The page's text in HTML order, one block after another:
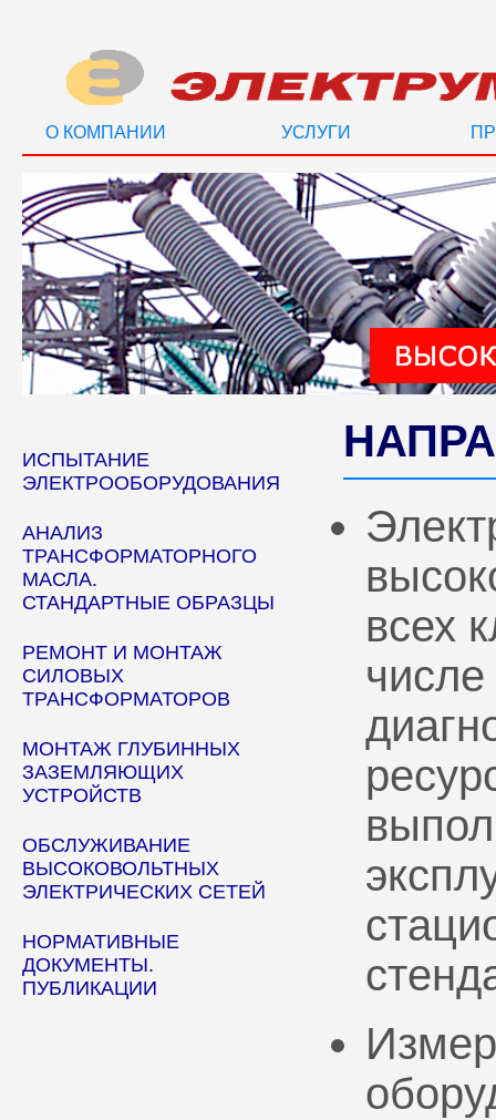
О КОМПАНИИ УСЛУГИ
ИСПЫТАНИЕ
ЭЛЕКТРООБОРУДОВАНИЯ
АНАЛИЗ
ТРАНСФОРМАТОРНОГО
МАСЛА.
СТАНДАРТНЫЕ ОБРАЗЦЫ
РЕМОНТ И МОНТАЖ
СИЛОВЫХ
ТРАНСФОРМАТОРОВ
МОНТАЖ ГЛУБИННЫХ
ЗАЗЕМЛЯЮЩИХ
УСТРОЙСТВ
ОБСЛУЖИВАНИЕ
ВЫСОКОВОЛЬТНЫХ
ЭЛЕКТРИЧЕСКИХ СЕТЕЙ
НОРМАТИВНЫЕ
ДОКУМЕНТЫ.
ПУБЛИКАЦИИ
всех